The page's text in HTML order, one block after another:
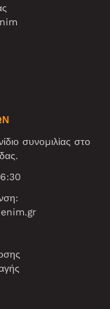
συνομιλίας στο